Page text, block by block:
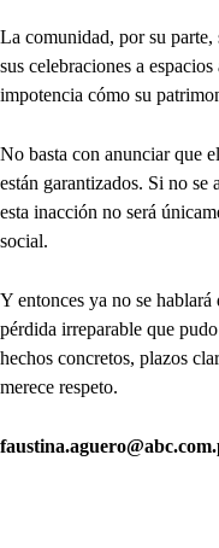
La comunidad, por su parte,
sus celebraciones a
impotencia cómo su
No basta con anunciar que
están garantizados. Si no se
esta inacción no será
social.
Y entonces ya no se
pérdida irreparable que
hechos concretos, plazos
merece respeto.